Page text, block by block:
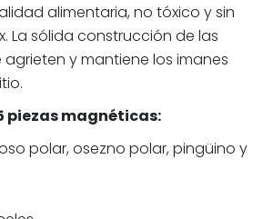
alimentaria, no tóxico y sin
La sólida construcción de las
y mantiene los imanes
piezas magnéticas:
polar, osezno polar, pingüino y